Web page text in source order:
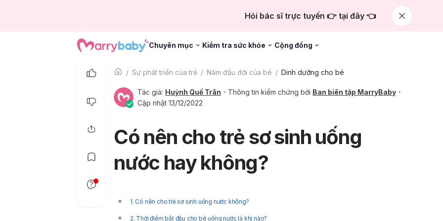
Hỏi bác sĩ trực tuyến 👉 tại đây 👈
Chuyên mục Kiểm tra sức khỏe Cộng đồng
Sự phát triển của trẻ Năm đầu đời của bé Dinh dưỡng cho bé
Tác giả: Huỳnh Quế Trân Thông tin kiểm chứng bởi Ban biên tập MarryBaby
Cập nhật 13/12/2022
Có nên cho trẻ sơ sinh uống
nước hay không?
1. Có nên cho trẻ sơ sinh uống nước không?
2. Thời điểm bắt đầu cho bé uống nước là khi nào?